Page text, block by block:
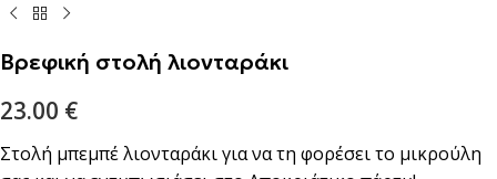
Βρεφική στολή λιονταράκι
23.00 €
Στολή μπεμπέ λιονταράκι για να τη φορέσει το μικρούλη